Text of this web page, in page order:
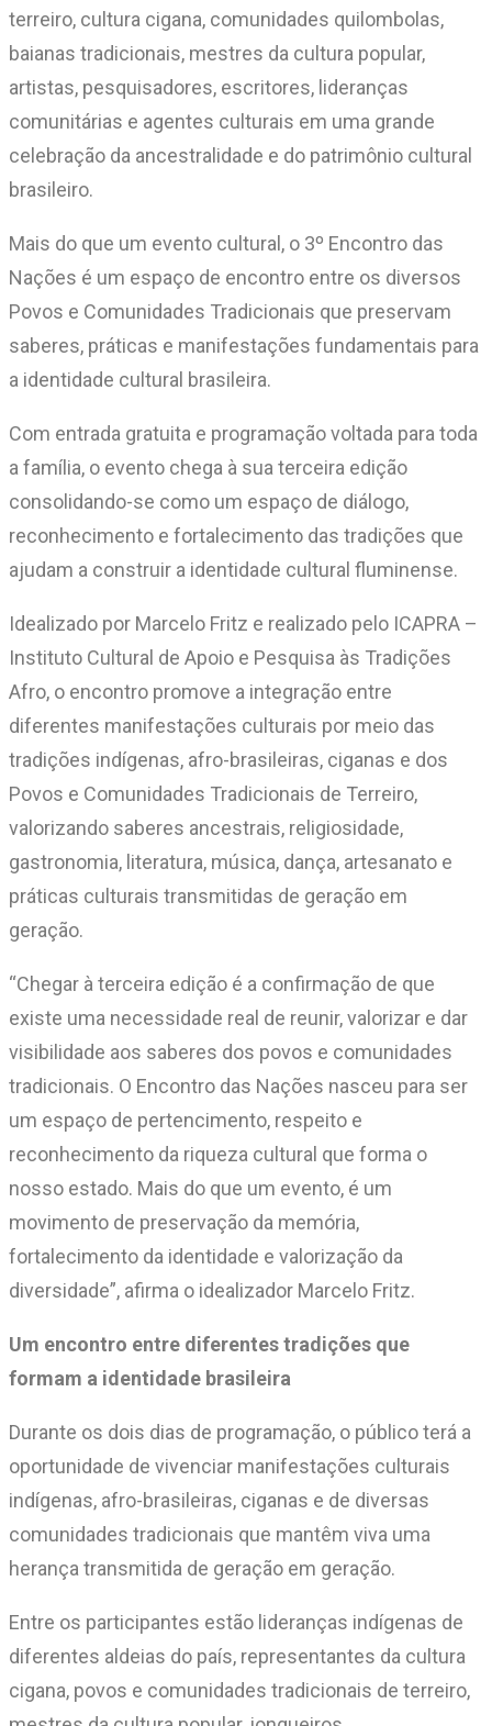
terreiro, cultura cigana, comunidades quilombolas,
baianas tradicionais, mestres da cultura popular,
artistas, pesquisadores, escritores, lideranças
comunitárias e agentes culturais em uma grande
celebração da ancestralidade e do patrimônio cultural
brasileiro.
Mais do que um evento cultural, o 3º Encontro das
Nações é um espaço de encontro entre os diversos
Povos e Comunidades Tradicionais que preservam
saberes, práticas e manifestações fundamentais para
a identidade cultural brasileira.
Com entrada gratuita e programação voltada para toda
a família, o evento chega à sua terceira edição
consolidando-se como um espaço de diálogo,
reconhecimento e fortalecimento das tradições que
ajudam a construir a identidade cultural fluminense.
Idealizado por Marcelo Fritz e realizado pelo ICAPRA –
Instituto Cultural de Apoio e Pesquisa às Tradições
Afro, o encontro promove a integração entre
diferentes manifestações culturais por meio das
tradições indígenas, afro-brasileiras, ciganas e dos
Povos e Comunidades Tradicionais de Terreiro,
valorizando saberes ancestrais, religiosidade,
gastronomia, literatura, música, dança, artesanato e
práticas culturais transmitidas de geração em
geração.
“Chegar à terceira edição é a confirmação de que
existe uma necessidade real de reunir, valorizar e dar
visibilidade aos saberes dos povos e comunidades
tradicionais. O Encontro das Nações nasceu para ser
um espaço de pertencimento, respeito e
reconhecimento da riqueza cultural que forma o
nosso estado. Mais do que um evento, é um
movimento de preservação da memória,
fortalecimento da identidade e valorização da
diversidade”, afirma o idealizador Marcelo Fritz.
Um encontro entre diferentes tradições que
formam a identidade brasileira
Durante os dois dias de programação, o público terá a
oportunidade de vivenciar manifestações culturais
indígenas, afro-brasileiras, ciganas e de diversas
comunidades tradicionais que mantêm viva uma
herança transmitida de geração em geração.
Entre os participantes estão lideranças indígenas de
diferentes aldeias do país, representantes da cultura
cigana, povos e comunidades tradicionais de terreiro,